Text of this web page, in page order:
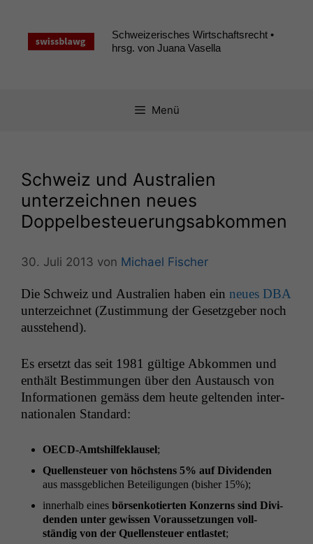
springen
Schweizerisches Wirtschaftsrecht •
hrsg. von Juana Vasella
Menü
Schweiz und Australien
unterzeichnen neues
Doppelbesteuerungsabkommen
30. Juli 2013 von Michael Fischer
Die Schweiz und Aus­tralien haben ein neues DBA
unterze­ich­net (Zus­tim­mung der Geset­zge­ber noch
ausstehend).
Es erset­zt das seit 1981 gültige Abkom­men und
enthält Bes­tim­mungen über den Aus­tausch von
Infor­ma­tio­nen gemäss dem heute gel­tenden inter­
na­tionalen Standard:
OECD-Amt­shil­feklausel;
Quel­len­s­teuer von höch­stens 5% auf Div­i­den­den
aus mass­ge­blichen Beteili­gun­gen (bish­er 15%);
inner­halb eines börsenkotierten Konz­erns sind Div­i­
den­den unter gewis­sen Voraus­set­zun­gen voll­
ständig von der Quel­len­s­teuer ent­lastet;